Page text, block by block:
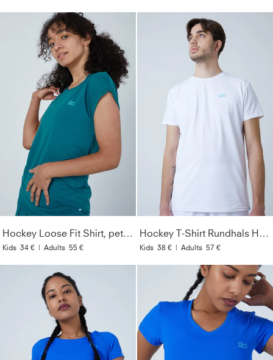
Hockey Loose Fit Shirt, petrol grün
Kids 34 € | Adults 55 €
Hockey T-Shirt Rundhals Herren & Jungen, weiß
Kids 38 € | Adults 57 €